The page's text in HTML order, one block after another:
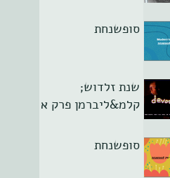
סופשנחת
שנת זלדוש;
קלמ&ליברמן פרק א
סופשנחת